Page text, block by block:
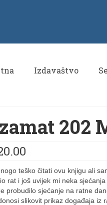
Izdavaštvo
202
teško čitati ovu knjigu ali
rat i još uvijek mi neka
probudilo sjećanje na ratne
slikovit prikaz događaja iz